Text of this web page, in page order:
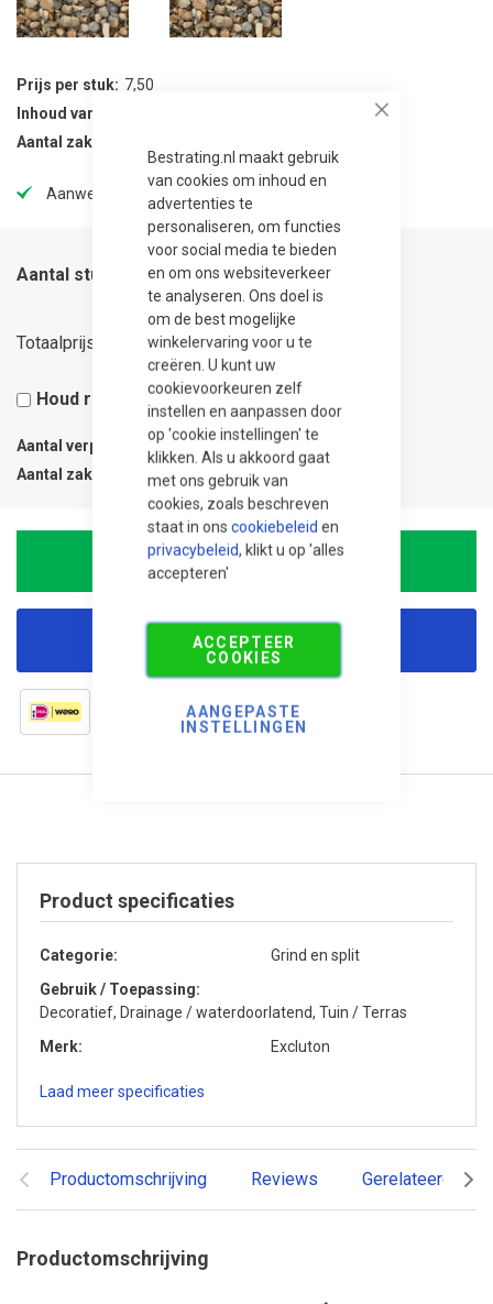
Bestrating.nl maakt gebruik
van cookies om inhoud en
advertenties te
personaliseren, om functies
voor social media te bieden
en om ons websiteverkeer
te analyseren. Ons doel is
om de best mogelijke
winkelervaring voor u te
creëren. U kunt uw
cookievoorkeuren zelf
instellen en aanpassen door
op 'cookie instellingen' te
klikken. Als u akkoord gaat
met ons gebruik van
cookies, zoals beschreven
staat in ons cookiebeleid en
privacybeleid, klikt u op 'alles
accepteren'
ACCEPTEER
COOKIES
AANGEPASTE
INSTELLINGEN
Prijs per stuk
7,50
Inhoud van verpakking
Aantal zak per verpakking
Aanwezig in onze showtuin
Aantal stuks
Totaalprijs 7,50
Houd rekening met 5% snijverlies
Aantal verpakkingen
0.03
Aantal zak
In Winkelwagen
Korting aanvragen
Productomschrijving Reviews Gerelateerde
Productomschrijving
Product specificaties
Categorie
Grind en split
Gebruik / Toepassing
Decoratief, Drainage / waterdoorlatend, Tuin / Terras
Merk
Excluton
Laad meer specificaties